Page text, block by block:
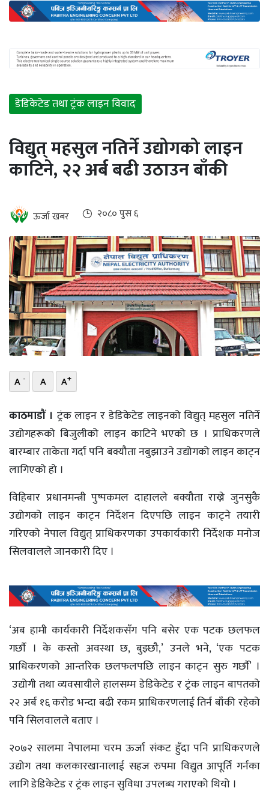
ऊर्जा
दक्षता
उहिलेकाे
खबर
हरित
हाइड्रोजन
सम्पादकीय
बैंक
पर्यटन
भिडियो
छापा
खोज
प्रोफाइल
ऊर्जा
विशेष
डेडिकेटेड तथा ट्रंक लाइन विवाद
विद्युत् महसुल नतिर्ने उद्योगको लाइन
काटिने, २२ अर्ब बढी उठाउन बाँकी
ऊर्जा खबर २०८० पुस ६
A - A A+
काठमाडौं । ट्रंक लाइन र डेडिकेटेड लाइनको विद्युत् महसुल नतिर्ने
उद्योगहरूको बिजुलीको लाइन काटिने भएको छ । प्राधिकरणले
बारम्बार ताकेता गर्दा पनि बक्यौता नबुझाउने उद्योगको लाइन काट्न
लागिएको हो ।
विहिबार प्रधानमन्त्री पुष्पकमल दाहालले बक्यौता राख्ने जुनसुकै
उद्योगको लाइन काट्न निर्देशन दिएपछि लाइन काट्ने तयारी
गरिएको नेपाल विद्युत् प्राधिकरणका उपकार्यकारी निर्देशक मनोज
सिलवालले जानकारी दिए ।
‘अब हामी कार्यकारी निर्देशकसँग पनि बसेर एक पटक छलफल
गर्छाै । के कस्तो अवस्था छ, बुझ्छौ,’ उनले भने, ‘एक पटक
प्राधिकरणको आन्तरिक छलफलपछि लाइन काट्न सुरु गर्छाै’ ।
उद्योगी तथा व्यवसायीले हालसम्म डेडिकेटेड र ट्रंक लाइन बापतको
२२ अर्ब १६ करोड भन्दा बढी रकम प्राधिकरणलाई तिर्न बाँकी रहेको
पनि सिलवालले बताए ।
२०७२ सालमा नेपालमा चरम ऊर्जा संकट हुँदा पनि प्राधिकरणले
उद्योग तथा कलकारखानालाई सहज रुपमा विद्युत आपूर्ति गर्नका
लागि डेडिकेटेड र ट्रंक लाइन सुविधा उपलब्ध गराएको थियो ।